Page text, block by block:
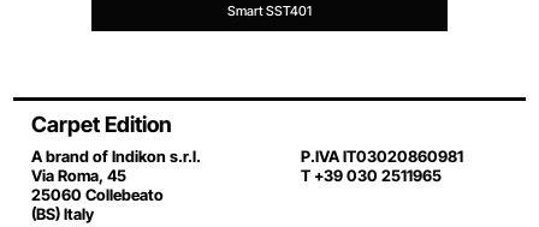
Smart SST401
Carpet Edition
A brand of Indikon s.r.l.
Via Roma, 45
25060 Collebeato
(BS) Italy
P.IVA IT03020860981
T +39 030 2511965